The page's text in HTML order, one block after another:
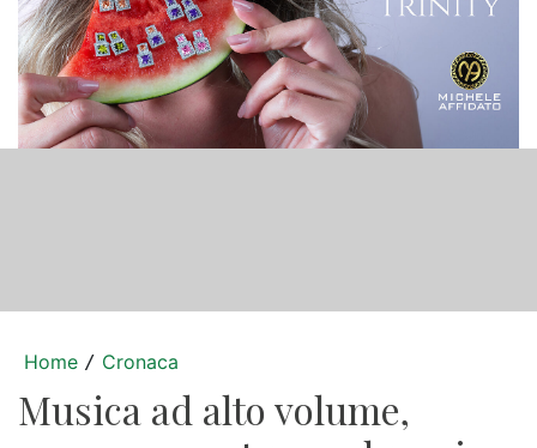
Home / Cronaca
Musica ad alto volume,